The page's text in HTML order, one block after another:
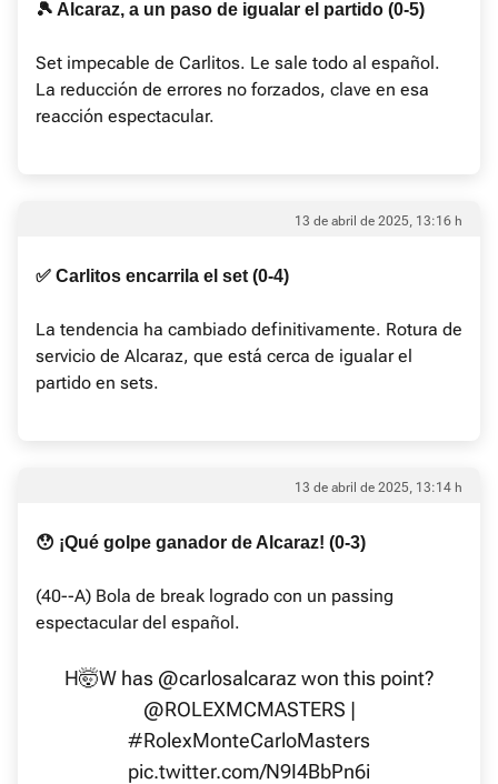
🎾 Alcaraz, a un paso de igualar el partido (0-5)
Set impecable de Carlitos. Le sale todo al español.
La reducción de errores no forzados, clave en esa
reacción espectacular.
13 de abril de 2025, 13:16 h
✅ Carlitos encarrila el set (0-4)
La tendencia ha cambiado definitivamente. Rotura de
servicio de Alcaraz, que está cerca de igualar el
partido en sets.
13 de abril de 2025, 13:14 h
😯 ¡Qué golpe ganador de Alcaraz! (0-3)
(40--A) Bola de break logrado con un passing
espectacular del español.
H🤯W has @carlosalcaraz won this point?
@ROLEXMCMASTERS |
#RolexMonteCarloMasters
pic.twitter.com/N9I4BbPn6i